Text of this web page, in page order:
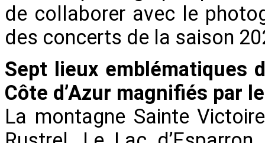
de collaborer avec le
des concerts de la saison
Sept lieux emblématiques
Côte d’Azur magnifiés par
La montagne Sainte